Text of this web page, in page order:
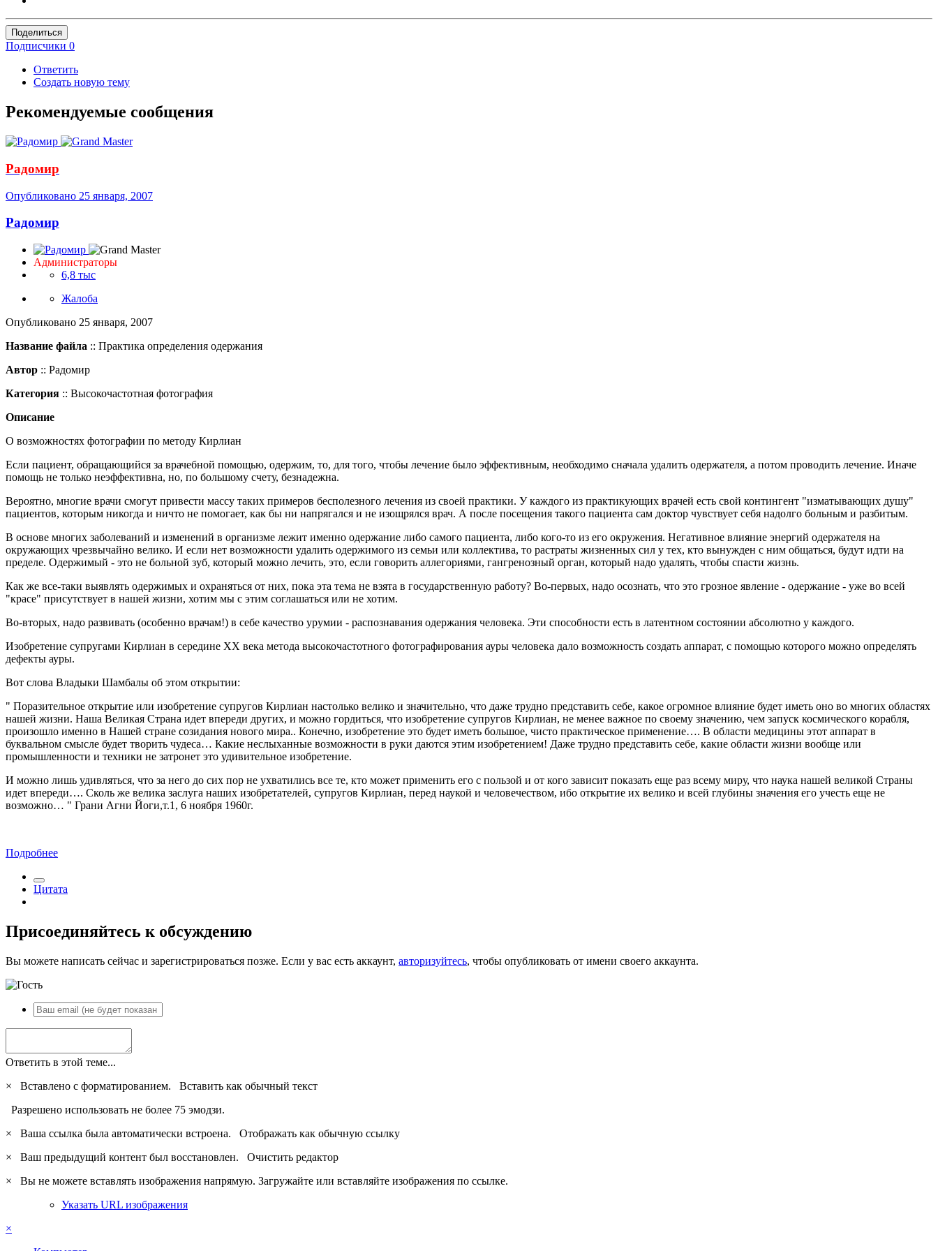
Поделиться
Подписчики 0
Ответить
Создать новую тему
Рекомендуемые сообщения
Радомир
Опубликовано 25 января, 2007
Радомир
Администраторы
6,8 тыс
Жалоба
Опубликовано 25 января, 2007
Название файла :: Практика определения одержания
Автор :: Радомир
Категория :: Высокочастотная фотография
Описание
О возможностях фотографии по методу Кирлиан
Если пациент, обращающийся за врачебной помощью, одержим, то, для того, чтобы лечение было эффективным, необходимо сначала удалить одержателя, а потом проводить лечение. Иначе
помощь не только неэффективна, но, по большому счету, безнадежна.
Вероятно, многие врачи смогут привести массу таких примеров бесполезного лечения из своей практики. У каждого из практикующих врачей есть свой контингент "изматывающих душу"
пациентов, которым никогда и ничто не помогает, как бы ни напрягался и не изощрялся врач. А после посещения такого пациента сам доктор чувствует себя надолго больным и разбитым.
В основе многих заболеваний и изменений в организме лежит именно одержание либо самого пациента, либо кого-то из его окружения. Негативное влияние энергий одержателя на
окружающих чрезвычайно велико. И если нет возможности удалить одержимого из семьи или коллектива, то растраты жизненных сил у тех, кто вынужден с ним общаться, будут идти на
пределе. Одержимый - это не больной зуб, который можно лечить, это, если говорить аллегориями, гангренозный орган, который надо удалять, чтобы спасти жизнь.
Как же все-таки выявлять одержимых и охраняться от них, пока эта тема не взята в государственную работу? Во-первых, надо осознать, что это грозное явление - одержание - уже во всей
"красе" присутствует в нашей жизни, хотим мы с этим соглашаться или не хотим.
Во-вторых, надо развивать (особенно врачам!) в себе качество урумии - распознавания одержания человека. Эти способности есть в латентном состоянии абсолютно у каждого.
Изобретение супругами Кирлиан в середине ХХ века метода высокочастотного фотографирования ауры человека дало возможность создать аппарат, с помощью которого можно определять
дефекты ауры.
Вот слова Владыки Шамбалы об этом открытии:
" Поразительное открытие или изобретение супругов Кирлиан настолько велико и значительно, что даже трудно представить себе, какое огромное влияние будет иметь оно во многих областях
нашей жизни. Наша Великая Страна идет впереди других, и можно гордиться, что изобретение супругов Кирлиан, не менее важное по своему значению, чем запуск космического корабля,
произошло именно в Нашей стране созидания нового мира.. Конечно, изобретение это будет иметь большое, чисто практическое применение…. В области медицины этот аппарат в
буквальном смысле будет творить чудеса… Какие неслыханные возможности в руки даются этим изобретением! Даже трудно представить себе, какие области жизни вообще или
промышленности и техники не затронет это удивительное изобретение.
И можно лишь удивляться, что за него до сих пор не ухватились все те, кто может применить его с пользой и от кого зависит показать еще раз всему миру, что наука нашей великой Страны
идет впереди…. Сколь же велика заслуга наших изобретателей, супругов Кирлиан, перед наукой и человечеством, ибо открытие их велико и всей глубины значения его учесть еще не
возможно… " Грани Агни Йоги,т.1, 6 ноября 1960г.
Подробнее
Цитата
Присоединяйтесь к обсуждению
Вы можете написать сейчас и зарегистрироваться позже. Если у вас есть аккаунт, авторизуйтесь, чтобы опубликовать от имени своего аккаунта.
Ответить в этой теме...
×
Вставлено с форматированием. Вставить как обычный текст
Разрешено использовать не более 75 эмодзи.
×
Ваша ссылка была автоматически встроена. Отображать как обычную ссылку
×
Ваш предыдущий контент был восстановлен. Очистить редактор
×
Вы не можете вставлять изображения напрямую. Загружайте или вставляйте изображения по ссылке.
Указать URL изображения
×